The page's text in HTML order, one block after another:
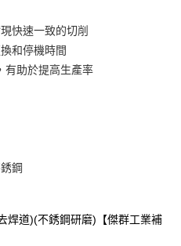
快速一致的切削
和停機時間
有助於提高生產率
鋼
焊道)(不銹鋼研磨)【傑群工業補